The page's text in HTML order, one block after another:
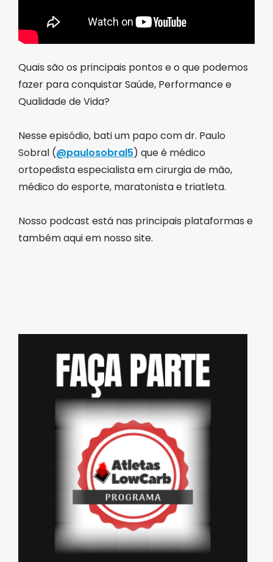
Quais são os principais pontos e o que podemos
fazer para conquistar Saúde, Performance e
Qualidade de Vida?
Nesse episódio, bati um papo com dr. Paulo
Sobral (@paulosobral5) que é médico
ortopedista especialista em cirurgia de mão,
médico do esporte, maratonista e triatleta.
Nosso podcast está nas principais plataformas e
também aqui em nosso site.